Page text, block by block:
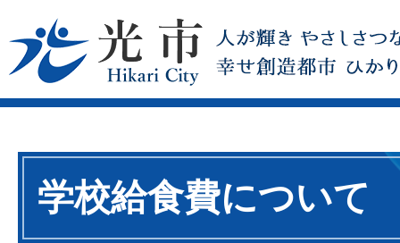
学校給食費について